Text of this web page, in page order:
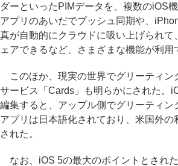
ダーといったPIMデータを、複数のiOS
アプリのあいだでプッシュ同期や、
真が自動的にクラウドに吸い上げられて
ェアできるなど、さまざまな機能が利用
このほか、現実の世界でグリーティン
サービス「Cards」も明らかにされた。
編集すると、アップル側でグリーティン
アプリは日本語化されており、米国外の
された。
なお、iOS 5の最大のポイントとされ